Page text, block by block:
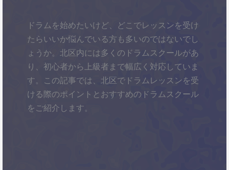
ドラムを始めたいけど、どこでレッスンを受け
たらいいか悩んでいる方も多いのではないでし
ょうか。北区内には多くのドラムスクールがあ
り、初心者から上級者まで幅広く対応していま
す。この記事では、北区でドラムレッスンを受
ける際のポイントとおすすめのドラムスクール
をご紹介します。